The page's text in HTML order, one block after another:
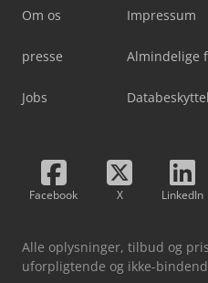
Om os
presse
Jobs
Impressum
Almindelige
Facebook X LinkedIn
Alle oplysninger, tilbud og
uforpligtende og ikke-